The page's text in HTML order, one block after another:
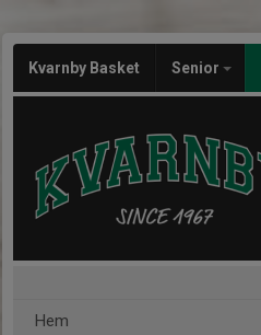
Kvarnby Basket Senior
Hem